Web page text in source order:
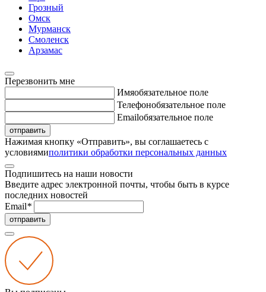
Грозный
Омск
Мурманск
Смоленск
Арзамас
Перезвонить мне
Имяобязательное поле
Телефонобязательное поле
Emailобязательное поле
отправить
Нажимая кнопку «Отправить», вы соглашаетесь с
условиямиполитики обработки персональных данных
Подпишитесь на наши новости
Введите адрес электронной почты, чтобы быть в курсе
последних новостей
Email*
отправить